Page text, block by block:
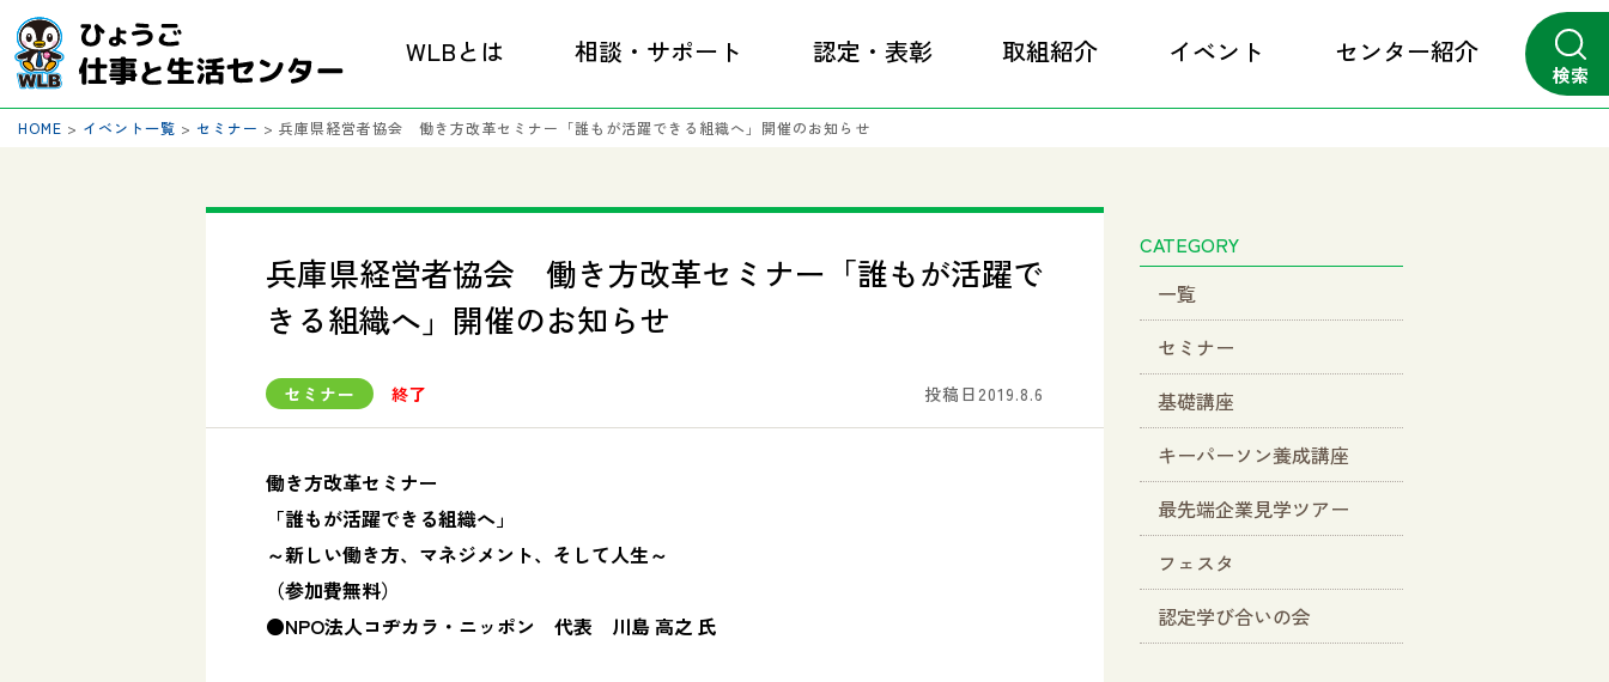
検索
WLBとは 相談・サポート 認定・表彰 取組紹介 イベント センター紹介
HOME > イベント一覧 > セミナー > 兵庫県経営者協会 働き方改革セミナー「誰もが活躍できる組織へ」開催のお知らせ
兵庫県経営者協会 働き方改革セミナー「誰もが活躍で
きる組織へ」開催のお知らせ
セミナー 終了 投稿日2019.8.6
働き方改革セミナー
「誰もが活躍できる組織へ」
～新しい働き方、マネジメント、そして人生～
（参加費無料）
●NPO法人コヂカラ・ニッポン 代表 川島 高之 氏
CATEGORY
一覧
セミナー
基礎講座
キーパーソン養成講座
最先端企業見学ツアー
フェスタ
認定学び合いの会